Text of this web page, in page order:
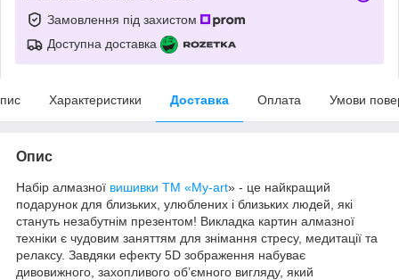
Замовлення під захистом
Доступна доставка
Характеристики Доставка Оплата Умови
Опис
Набір алмазної вишивки ТМ «My-art» - це найкращий
подарунок для близьких, улюблених і близьких людей, які
стануть незабутнім презентом! Викладка картин алмазної
техніки є чудовим заняттям для знімання стресу, медитації та
релаксу. Завдяки ефекту 5D зображення набуває
дивовижного, захопливого об’ємного вигляду, який